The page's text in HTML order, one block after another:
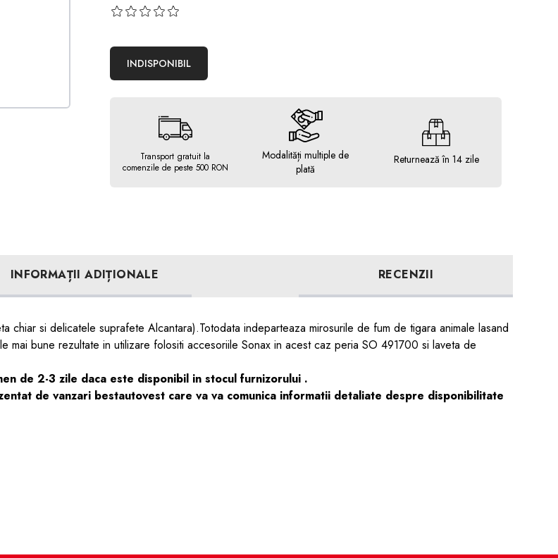
INDISPONIBIL
Transport gratuit la
comenzile de peste 500 RON
Modalități multiple de
plată
Returnează în 14 zile
INFORMAȚII ADIȚIONALE RECENZII
chiar si delicatele suprafete Alcantara).Totodata indeparteaza mirosurile de fum de tigara animale lasand
mai bune rezultate in utilizare folositi accesoriile Sonax in acest caz peria SO 491700 si laveta de
de 2-3 zile daca este disponibil in stocul furnizorului .
de vanzari bestautovest care va va comunica informatii detaliate despre disponibilitate